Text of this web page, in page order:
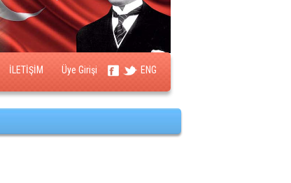
İLETİŞİM Üye Girişi ENG